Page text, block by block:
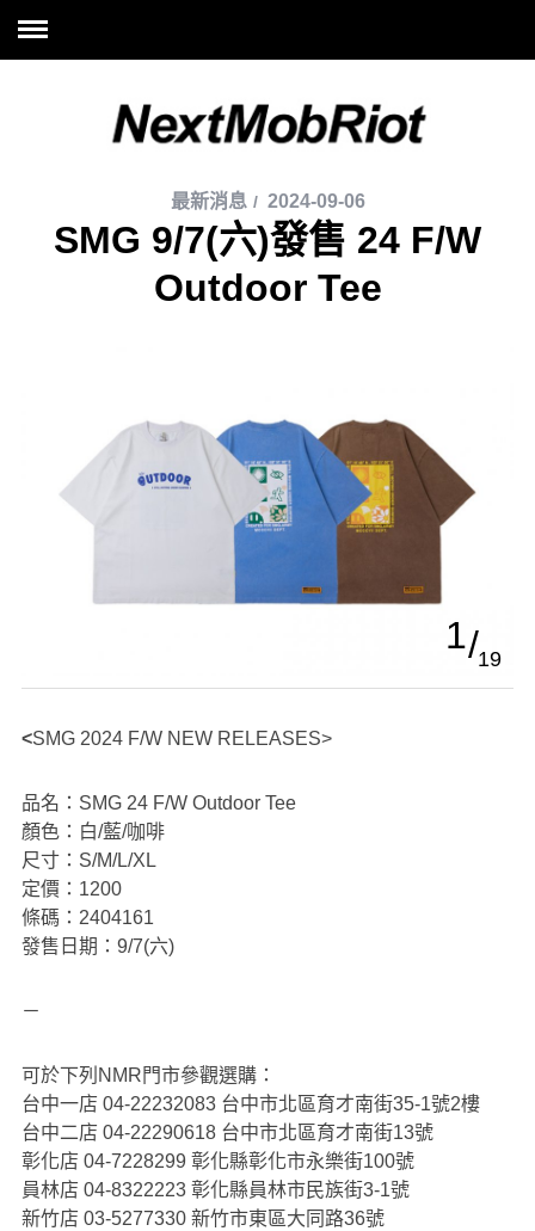
最新消息 2024-09-06
SMG 9/7(六)發售 24 F/W
Outdoor Tee
1
19
<SMG 2024 F/W NEW RELEASES>
品名：SMG 24 F/W Outdoor Tee
顏色：白/藍/咖啡
尺寸：S/M/L/XL
定價：1200
條碼：2404161
發售日期：9/7(六)
－
可於下列NMR門市參觀選購：
台中一店 04-22232083 台中市北區育才南街35-1號2樓
台中二店 04-22290618 台中市北區育才南街13號
彰化店 04-7228299 彰化縣彰化市永樂街100號
員林店 04-8322223 彰化縣員林市民族街3-1號
新竹店 03-5277330 新竹市東區大同路36號